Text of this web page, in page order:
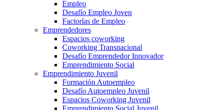
Empleo
Desafío Empleo Joven
Factorías de Empleo
Emprendedores
Espacios coworking
Coworking Transnacional
Desafío Emprendedor Innovador
Emprendimiento Social
Emprendimiento Juvenil
Formación Autoempleo
Desafío Autoempleo Juvenil
Espacios Coworking Juvenil
Emprendimiento Social Juvenil